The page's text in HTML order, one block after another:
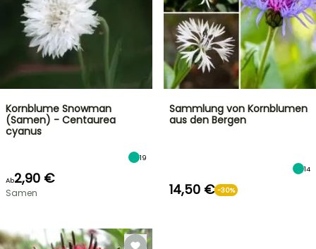
Kornblume Snowman
(Samen) - Centaurea
cyanus
19
Ab2,90 €
Samen
Sammlung von Kornblumen
aus den Bergen
14
14,50 € -30%